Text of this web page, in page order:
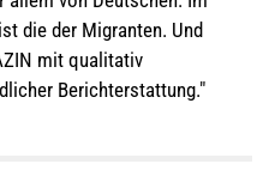
die der Migranten. Und
mit qualitativ
Berichterstattung."